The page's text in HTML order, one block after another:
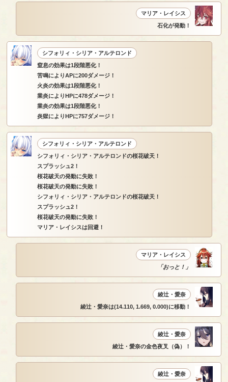
マリア・レイシス
石化が発動！
シフォリィ・シリア・アルテロンド
窒息の効果は1段階悪化！
苦鳴によりAPに200ダメージ！
火炎の効果は1段階悪化！
業炎によりHPに478ダメージ！
業炎の効果は1段階悪化！
炎獄によりHPに757ダメージ！
シフォリィ・シリア・アルテロンド
シフォリィ・シリア・アルテロンドの桜花破天！
スプラッシュ2！
桜花破天の発動に失敗！
桜花破天の発動に失敗！
シフォリィ・シリア・アルテロンドの桜花破天！
スプラッシュ2！
桜花破天の発動に失敗！
マリア・レイシスは回避！
マリア・レイシス
「おっと！」
綾辻・愛奈
綾辻・愛奈は(14.110, 1.669, 0.000)に移動！
綾辻・愛奈
綾辻・愛奈の金色夜叉（偽）！
綾辻・愛奈